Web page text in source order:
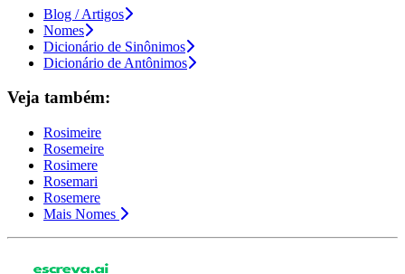
Blog / Artigos
Nomes
Dicionário de Sinônimos
Dicionário de Antônimos
Veja também:
Rosimeire
Rosemeire
Rosimere
Rosemari
Rosemere
Mais Nomes